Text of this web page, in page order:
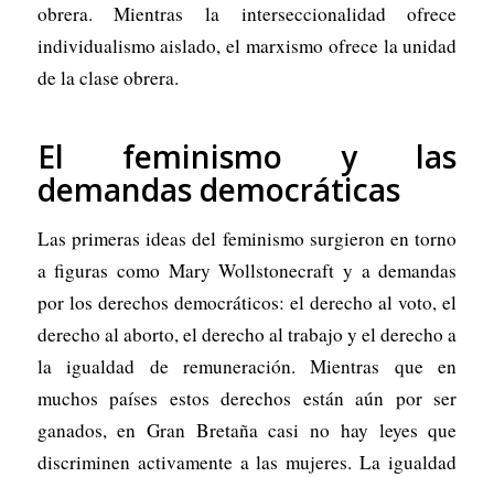
obrera. Mientras la interseccionalidad ofrece
individualismo aislado, el marxismo ofrece la unidad
de la clase obrera.
El feminismo y las
demandas democráticas
Las primeras ideas del feminismo surgieron en torno
a figuras como Mary Wollstonecraft y a demandas
por los derechos democráticos: el derecho al voto, el
derecho al aborto, el derecho al trabajo y el derecho a
la igualdad de remuneración. Mientras que en
muchos países estos derechos están aún por ser
ganados, en Gran Bretaña casi no hay leyes que
discriminen activamente a las mujeres. La igualdad